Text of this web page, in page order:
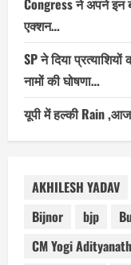
Congress ने अपने इन
एक्शन…
SP ने दिया
नामों की घोषणा…
यूपी में हल्की Rain
AKHILESH YADAV
Bijnor
bjp
CM Yogi Adityanath